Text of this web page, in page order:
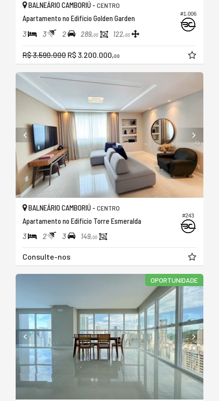
#1.006
BALNEÁRIO CAMBORIÚ - CENTRO
Apartamento no Edifício Golden Garden
3 3 2 289,00 122,00
R$ 3.590.000 R$ 3.200.000,00
#243
BALNEÁRIO CAMBORIÚ - CENTRO
Apartamento no Edifício Torre Esmeralda
3 2 3 149,00
Consulte-nos
OPORTUNIDADE